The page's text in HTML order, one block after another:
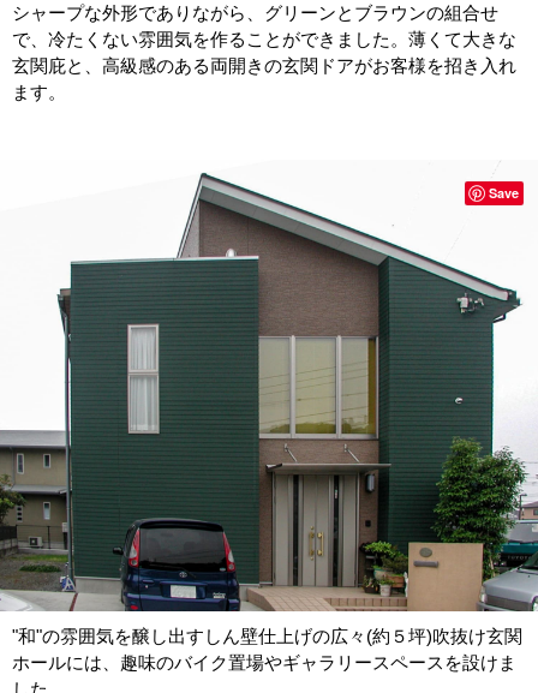
シャープな外形でありながら、グリーンとブラウンの組合せ
で、冷たくない雰囲気を作ることができました。薄くて大きな
玄関庇と、高級感のある両開きの玄関ドアがお客様を招き入れ
ます。
"和"の雰囲気を醸し出すしん壁仕上げの広々(約５坪)吹抜け玄関
ホールには、趣味のバイク置場やギャラリースペースを設けま
した。
Save